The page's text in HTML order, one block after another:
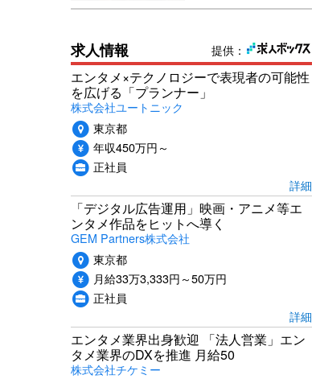
提供：
求人情報
エンタメ×テクノロジーで表現者の可能性
を広げる「プランナー」
株式会社ユートニック
東京都
年収450万円～
正社員
詳細
「デジタル広告運用」映画・アニメ等エ
ンタメ作品をヒットへ導く
GEM Partners株式会社
東京都
月給33万3,333円～50万円
正社員
詳細
エンタメ業界出身歓迎 「法人営業」エン
タメ業界のDXを推進 月給50
株式会社チケミー